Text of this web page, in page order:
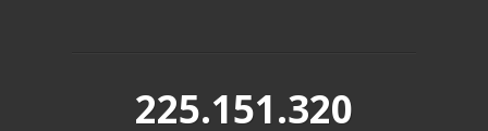
225.151.320